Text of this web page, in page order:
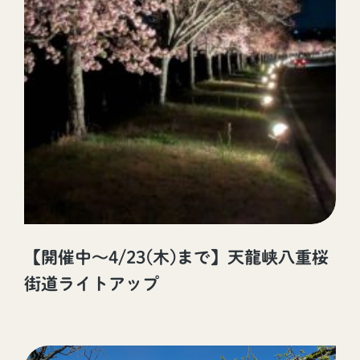
【開催中～4/23(木)まで】天龍峡八重桜
街道ライトアップ